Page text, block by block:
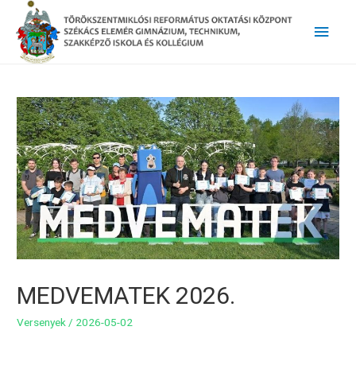
Main
MEDVEMATEK 2026.
Versenyek / 2026-05-02